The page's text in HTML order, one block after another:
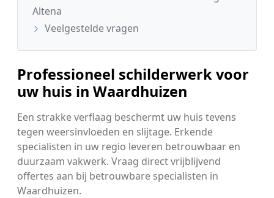
Altena
Veelgestelde vragen
Professioneel schilderwerk voor
uw huis in Waardhuizen
Een strakke verflaag beschermt uw huis tevens
tegen weersinvloeden en slijtage. Erkende
specialisten in uw regio leveren betrouwbaar en
duurzaam vakwerk. Vraag direct vrijblijvend
offertes aan bij betrouwbare specialisten in
Waardhuizen.